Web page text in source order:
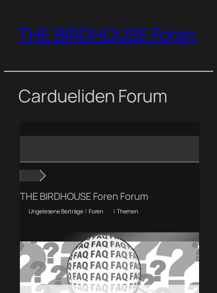
springen
THE BIRDHOUSE Foren
Cardueliden Forum
THE BIRDHOUSE Foren Forum
Ungelesene Beiträge | Foren | Themen